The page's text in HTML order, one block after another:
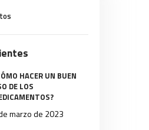
HACER UN BUEN
DE LOS
marzo de 2023